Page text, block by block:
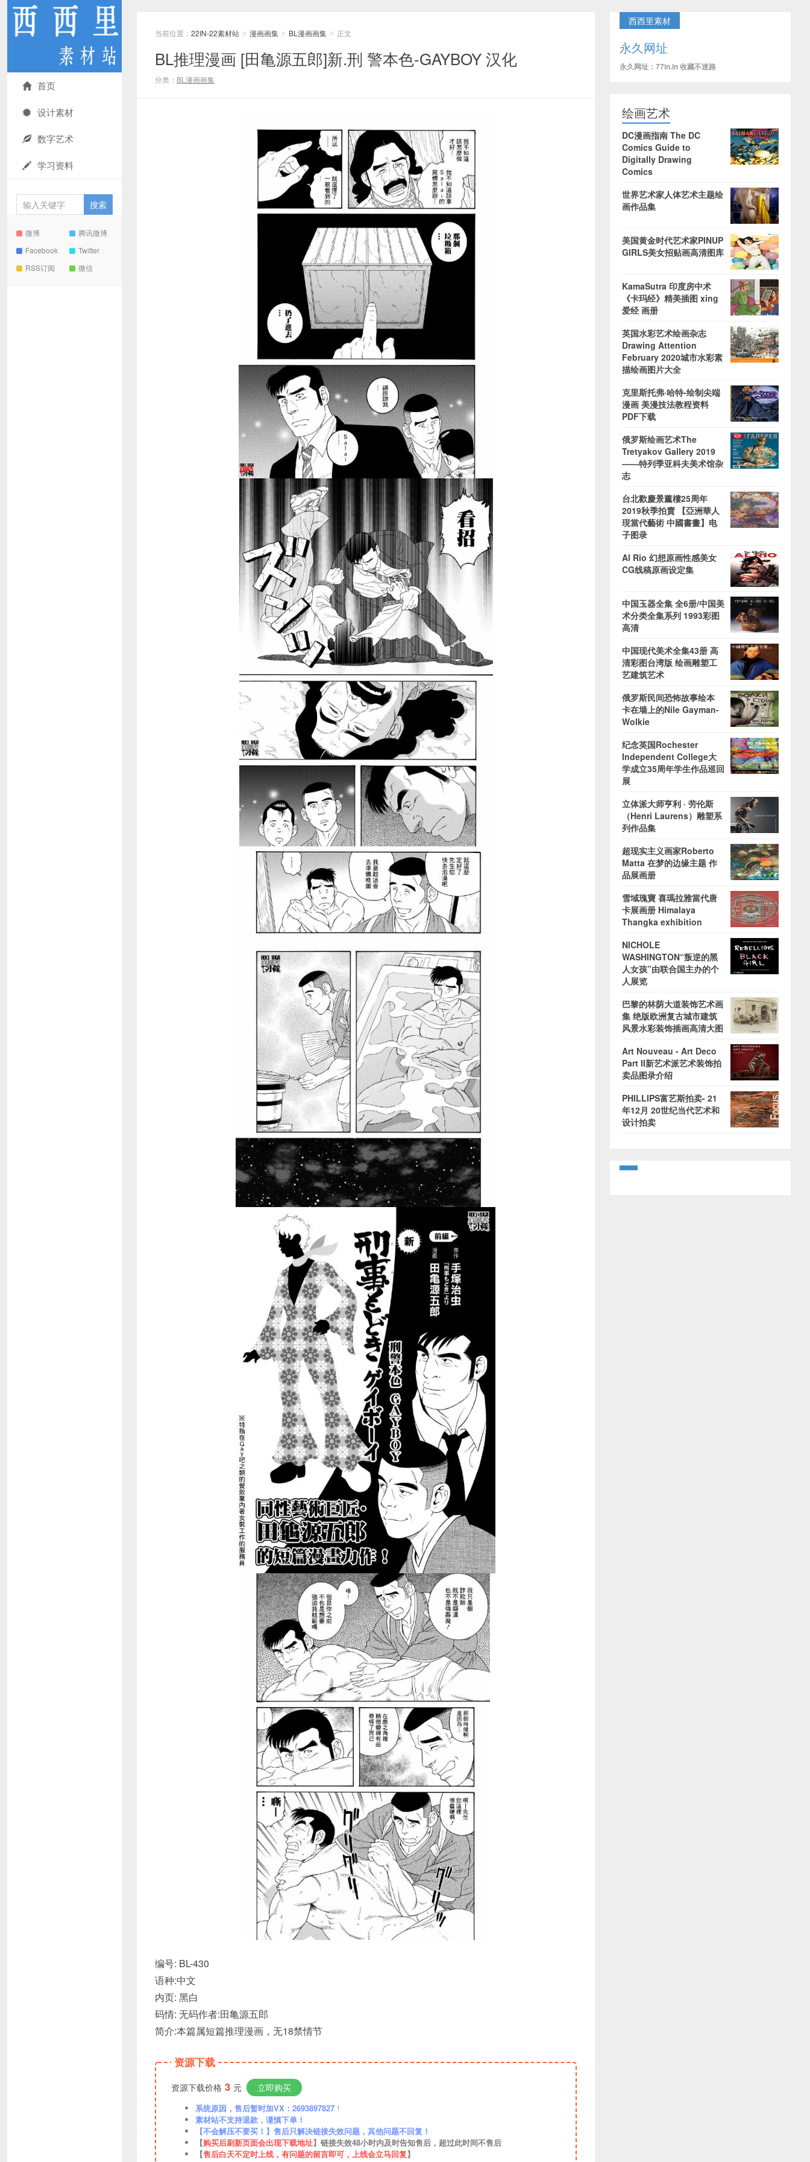
首页
设计素材
数字艺术
学习资料
微博
腾讯微博
Facebook
Twitter
RSS订阅
微信
当前位置： 22IN-22素材站 > 漫画画集 > BL漫画画集 > 正文
BL推理漫画 [田亀源五郎]新.刑 警本色-GAYBOY 汉化
分类： BL漫画画集
编号: BL-430
语种:中文
内页: 黑白
码情: 无码作者:田亀源五郎
简介:本篇属短篇推理漫画，无18禁情节
资源下载
资源下载价格 3 元 立即购买
系统原因，售后暂时加VX：2693897827 ！
素材站不支持退款，谨慎下单！
【不会解压不要买！】售后只解决链接失效问题，其他问题不回复！
【购买后刷新页面会出现下载地址】链接失效48小时内及时告知售后，超过此时间不售后
【售后白天不定时上线，有问题的留言即可，上线会立马回复】
西西里素材
永久网址
永久网址：77in.in 收藏不迷路
绘画艺术
DC漫画指南 The DC
Comics Guide to
Digitally Drawing
Comics
世界艺术家人体艺术主题绘
画作品集
美国黄金时代艺术家PINUP
GIRLS美女招贴画高清图库
KamaSutra 印度房中术
《卡玛经》精美插图 xing
爱经 画册
英国水彩艺术绘画杂志
Drawing Attention
February 2020城市水彩素
描绘画图片大全
克里斯托弗·哈特-绘制尖端
漫画 美漫技法教程资料
PDF下载
俄罗斯绘画艺术The
Tretyakov Gallery 2019
——特列季亚科夫美术馆杂
志
台北歡慶景薰樓25周年
2019秋季拍賣 【亞洲華人
現當代藝術 中國書畫】电
子图录
Al Rio 幻想原画性感美女
CG线稿原画设定集
中国玉器全集 全6册/中国美
术分类全集系列 1993彩图
高清
中国现代美术全集43册 高
清彩图台湾版 绘画雕塑工
艺建筑艺术
俄罗斯民间恐怖故事绘本
卡在墙上的Nile Gayman-
Wolkie
纪念英国Rochester
Independent College大
学成立35周年学生作品巡回
展
立体派大师亨利 · 劳伦斯
（Henri Laurens）雕塑系
列作品集
超现实主义画家Roberto
Matta 在梦的边缘主题 作
品展画册
雪域瑰寶 喜瑪拉雅當代唐
卡展画册 Himalaya
Thangka exhibition
NICHOLE
WASHINGTON“叛逆的黑
人女孩”由联合国主办的个
人展览
巴黎的林荫大道装饰艺术画
集 绝版欧洲复古城市建筑
风景水彩装饰插画高清大图
Art Nouveau - Art Deco
Part II新艺术派艺术装饰拍
卖品图录介绍
PHILLIPS富艺斯拍卖- 21
年12月 20世纪当代艺术和
设计拍卖